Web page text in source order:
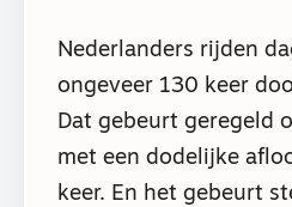
Nederlanders rijden
ongeveer 130 keer
Dat gebeurt geregeld
met een dodelijke
keer. En het gebeurt